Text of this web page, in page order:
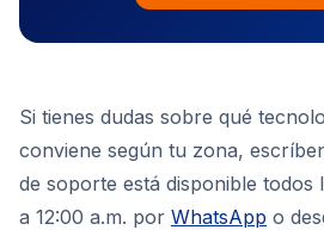
Si tienes dudas sobre qué
conviene según tu zona,
de soporte está disponible todos
a 12:00 a.m. por WhatsApp o